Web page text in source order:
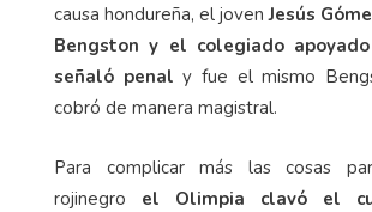
causa hondureña, el jovenJesús
Bengston y el colegiado
señaló penal y fue el mismo
cobró de manera magistral.
Para complicar más las cosas
rojinegro el Olimpia clavó el